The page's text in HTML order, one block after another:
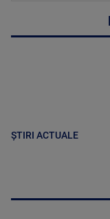
ȘTIRI ACTUALE